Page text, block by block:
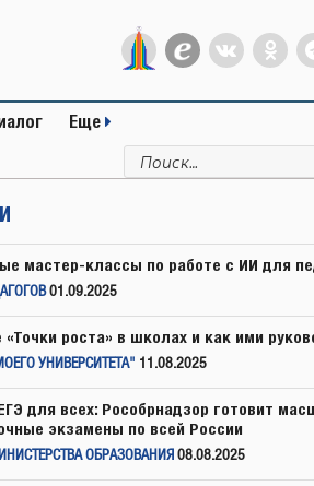
Еще
Искать:
мастер-классы по работе с ИИ для
01.09.2025
«Точки роста» в школах и как ими
УНИВЕРСИТЕТА" 11.08.2025
для всех: Рособрнадзор готовит
экзамены по всей России
ОБРАЗОВАНИЯ 08.08.2025